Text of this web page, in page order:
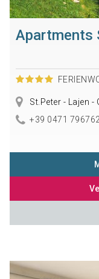
Apartments
St.Peter - Lajen -
+39 0471 796762